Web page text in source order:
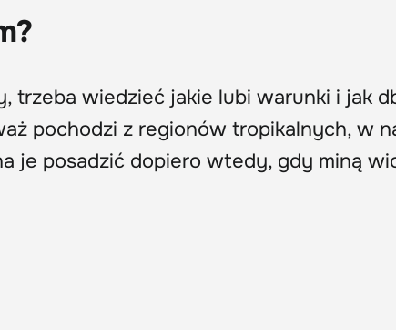
trzeba wiedzieć jakie lubi warunki i jak
pochodzi z regionów tropikalnych, w
je posadzić dopiero wtedy, gdy miną